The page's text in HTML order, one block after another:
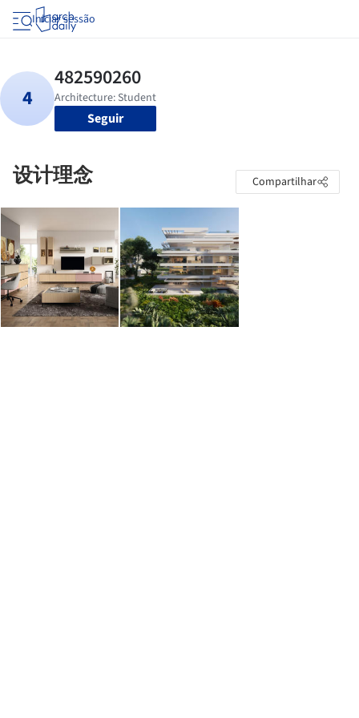
Iniciar sessão
Seguir
设计理念 Compartilhar